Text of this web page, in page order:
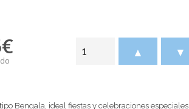
€ ▲ ▼
Bengala, ideal fiestas y celebraciones especiales.